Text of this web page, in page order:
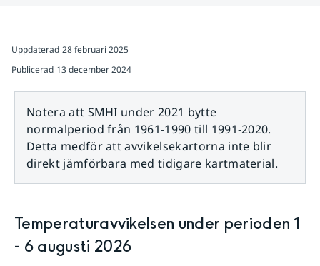
Uppdaterad 28 februari 2025
Publicerad 13 december 2024
Notera att SMHI under 2021 bytte
normalperiod från 1961-1990 till 1991-2020.
Detta medför att avvikelsekartorna inte blir
direkt jämförbara med tidigare kartmaterial.
Temperatur­avvikelsen under perioden 1
- 6 augusti 2026